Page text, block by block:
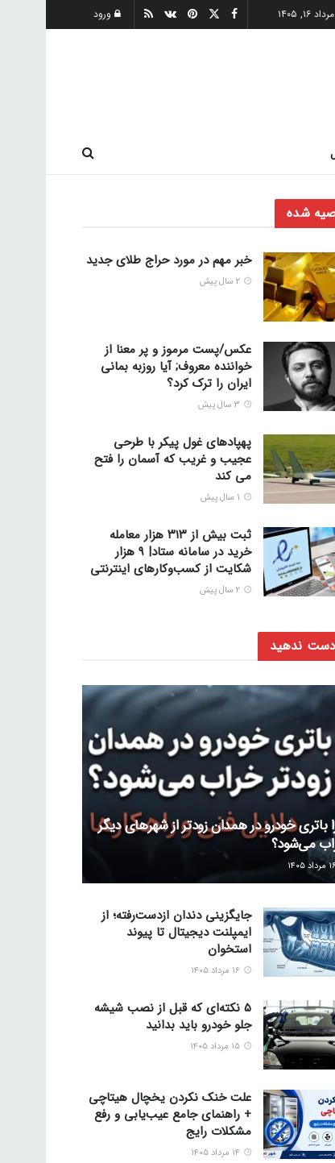
۱۴۰۵ ورود
شده
خبر مهم در مورد حراج طلای جدید
عکس/پست مرموز و پر معنا از
خواننده معروف; آیا روزبه بمانی
ایران را ترک کرد؟
پهپادهای غول پیکر با طرحی
عجیب و غریب که آسمان را فتح
می کند
ثبت بیش از ۳۱۳ هزار معامله
خرید در سامانه ستاد| ۹ هزار
شکایت از کسب‌وکارهای اینترنتی
دست ندهید
باتری خودرو در همدان زودتر از شهرهای دیگر
می‌شود؟
جایگزینی دندان ازدست‌رفته؛ از
ایمپلنت دیجیتال تا پیوند
استخوان
5 نکته‌ای که قبل از نصب شیشه
جلو خودرو باید بدانید
علت خنک نکردن یخچال هیتاچی
+ راهنمای جامع عیب‌یابی و رفع
مشکلات رایج